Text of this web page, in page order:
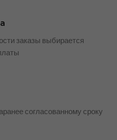
заказы выбирается
согласованному сроку